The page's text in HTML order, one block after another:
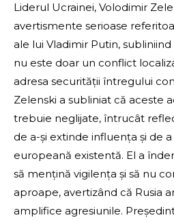
Liderul Ucrainei, Volodimir
avertismente serioase
ale lui Vladimir Putin,
nu este doar un conflict
adresa securității întregului
Zelenski a subliniat că aceste
trebuie neglijate, întrucât
de a-și extinde influența și de
europeană existentă. El a
să mențină vigilența și să nu
aproape, avertizând că Rusia
amplifice agresiunile.